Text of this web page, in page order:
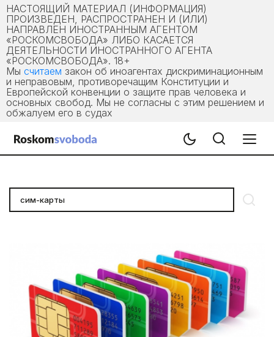
НАСТОЯЩИЙ МАТЕРИАЛ (ИНФОРМАЦИЯ)
ПРОИЗВЕДЕН, РАСПРОСТРАНЕН И (ИЛИ)
НАПРАВЛЕН ИНОСТРАННЫМ АГЕНТОМ
«РОСКОМСВОБОДА» ЛИБО КАСАЕТСЯ
ДЕЯТЕЛЬНОСТИ ИНОСТРАННОГО АГЕНТА
«РОСКОМСВОБОДА». 18+
Мы считаем закон об иноагентах дискриминационным
и неправовым, противоречащим Конституции и
Европейской конвенции о защите прав человека и
основных свобод. Мы не согласны с этим решением и
обжалуем его в судах